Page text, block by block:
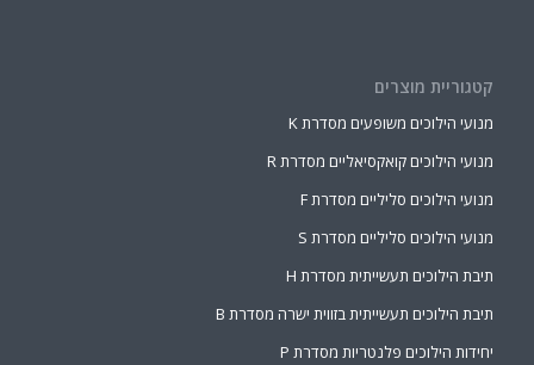
קטגוריית מוצרים
מנועי הילוכים משופעים מסדרת K
מנועי הילוכים קואקסיאליים מסדרת R
מנועי הילוכים סליליים מסדרת F
מנועי הילוכים סליליים מסדרת S
תיבת הילוכים תעשייתית מסדרת H
תיבת הילוכים תעשייתית בזווית ישרה מסדרת B
יחידות הילוכים פלנטריות מסדרת P